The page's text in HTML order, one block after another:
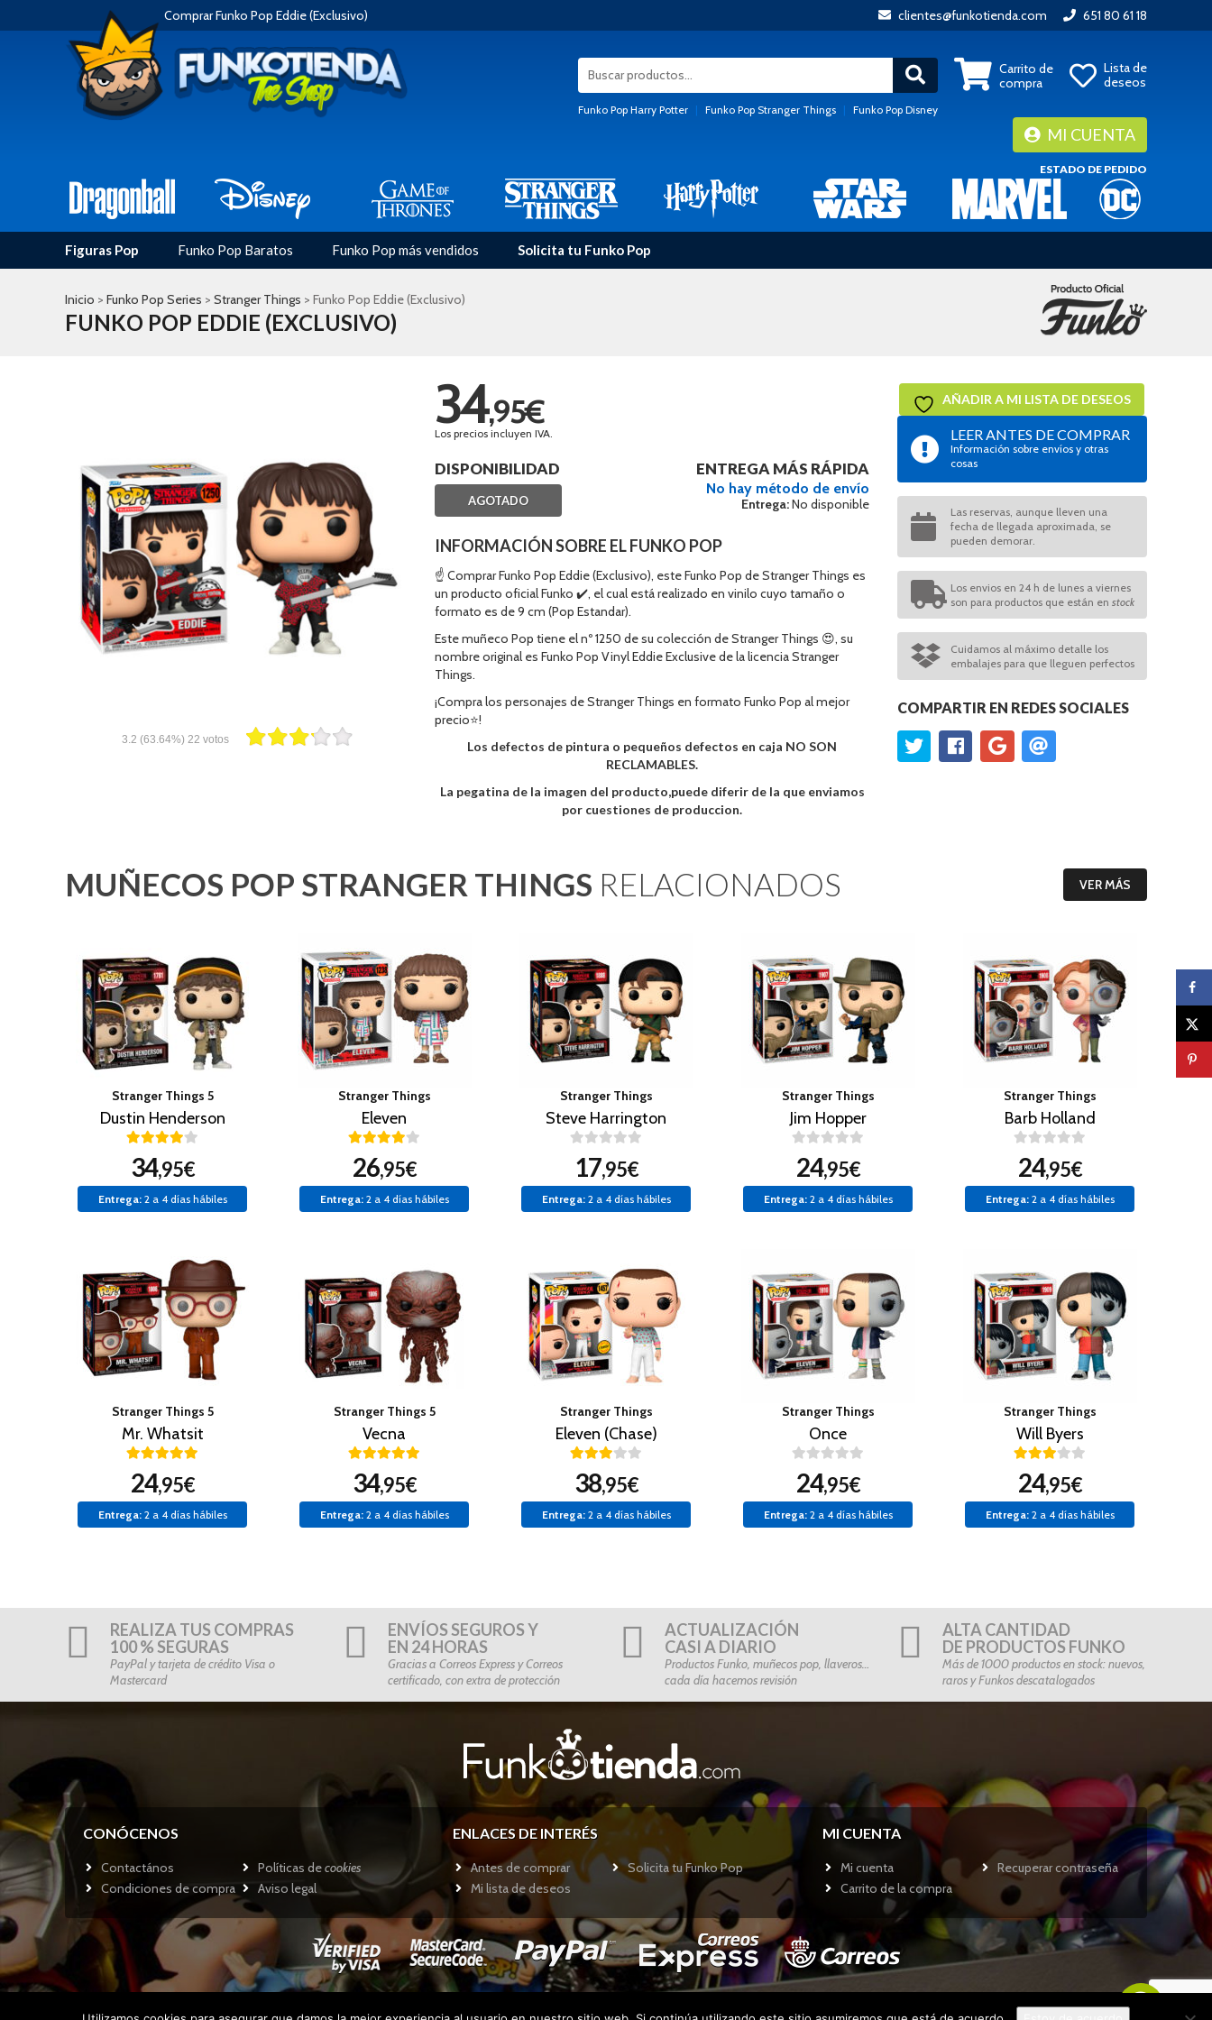
Comprar Funko Pop Eddie (Exclusivo) clientes@funkotienda.com 651 80 61 18
Funko Pop Harry Potter | Funko Pop Stranger Things | Funko Pop Disney
Carrito de
compra
Lista de
deseos
MI CUENTA
ESTADO DE PEDIDO
Figuras Pop Funko Pop Baratos Funko Pop más vendidos Solicita tu Funko Pop
Inicio > Funko Pop Series > Stranger Things > Funko Pop Eddie (Exclusivo)
FUNKO POP EDDIE (EXCLUSIVO)
3.2 (63.64%) 22 votos
34,95€
Los precios incluyen IVA.
DISPONIBILIDAD
AGOTADO
ENTREGA MÁS RÁPIDA
No hay método de envío
Entrega:No disponible
INFORMACIÓN SOBRE EL FUNKO POP
☝ Comprar Funko Pop Eddie (Exclusivo), este Funko Pop de Stranger Things es
un producto oficial Funko ✔️, el cual está realizado en vinilo cuyo tamaño o
formato es de 9 cm (Pop Estandar).
Este muñeco Pop tiene el nº 1250 de su colección de Stranger Things 😍, su
nombre original es Funko Pop Vinyl Eddie Exclusive de la licencia Stranger
Things.
¡Compra los personajes de Stranger Things en formato Funko Pop al mejor
precio⭐!
Los defectos de pintura o pequeños defectos en caja NO SON
RECLAMABLES.
La pegatina de la imagen del producto,puede diferir de la que enviamos
por cuestiones de produccion.
AÑADIR A MI LISTA DE DESEOS
LEER ANTES DE COMPRAR
Información sobre envíos y otras
cosas
Las reservas, aunque lleven una
fecha de llegada aproximada, se
pueden demorar.
Los envios en 24 h de lunes a viernes
son para productos que están en stock
Cuidamos al máximo detalle los
embalajes para que lleguen perfectos
COMPARTIR EN REDES SOCIALES
MUÑECOS POP STRANGER THINGS RELACIONADOS VER MÁS
Stranger Things 5
Dustin Henderson
34,95€
Entrega:2 a 4 días hábiles
Stranger Things
Eleven
26,95€
Entrega:2 a 4 días hábiles
Stranger Things
Steve Harrington
17,95€
Entrega:2 a 4 días hábiles
Stranger Things
Jim Hopper
24,95€
Entrega:2 a 4 días hábiles
Stranger Things
Barb Holland
24,95€
Entrega:2 a 4 días hábiles
Stranger Things 5
Mr. Whatsit
24,95€
Entrega:2 a 4 días hábiles
Stranger Things 5
Vecna
34,95€
Entrega:2 a 4 días hábiles
Stranger Things
Eleven (Chase)
38,95€
Entrega:2 a 4 días hábiles
Stranger Things
Once
24,95€
Entrega:2 a 4 días hábiles
Stranger Things
Will Byers
24,95€
Entrega:2 a 4 días hábiles
REALIZA TUS COMPRAS
100 % SEGURAS
PayPal y tarjeta de crédito Visa o
Mastercard
ENVÍOS SEGUROS Y
EN 24 HORAS
Gracias a Correos Express y Correos
certificado, con extra de protección
ACTUALIZACIÓN
CASI A DIARIO
Productos Funko, muñecos pop, llaveros…
cada día hacemos revisión
ALTA CANTIDAD
DE PRODUCTOS FUNKO
Más de 1000 productos en stock: nuevos,
raros y Funkos descatalogados
CONÓCENOS
Contactános Políticas decookies
Condiciones de compra
Aviso legal
ENLACES DE INTERÉS
Antes de comprar
Solicita tu Funko Pop
Mi lista de deseos
MI CUENTA
Mi cuenta
Recuperar contraseña
Carrito de la compra